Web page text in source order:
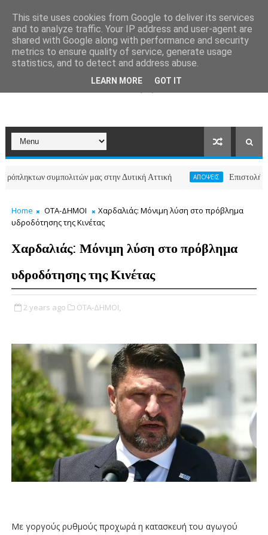
συμπολιτών μας στην Δυτική Αττική ΑΠΟΨΕΙΣ Επιστολή
Home ΟΤΑ-ΔΗΜΟΙ
Χαρδαλιάς: Μόνιμη λύση στο πρόβλημα
υδροδότησης της Κινέτας
Χαρδαλιάς: Μόνιμη λύση στο πρόβλημα
υδροδότησης της Κινέτας
2 years ago ΟΤΑ-ΔΗΜΟΙ,
Με γοργούς ρυθμούς προχωρά η κατασκευή του αγωγού
This site uses cookies from Google to deliver its services
and to analyze traffic. Your IP address and user-agent are
shared with Google along with performance and security
metrics to ensure quality of service, generate usage
statistics, and to detect and address abuse.
LEARN MORE GOT IT